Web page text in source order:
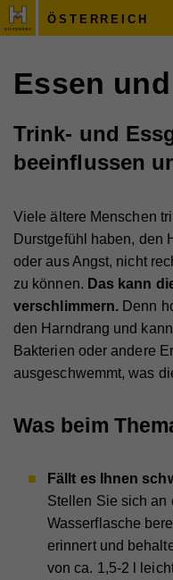
ÖSTERREICH
Essen
Trink- und
beeinflussen
Viele ältere Menschen
Durstgefühl haben, den
oder aus Angst, nicht
zu können. Das kann
verschlimmern. Denn
den Harndrang und
Bakterien oder andere
ausgeschwemmt, was
Was beim
Fällt es Ihnen
Stellen Sie sich an
Wasserflasche
erinnert und
von ca. 1,5-2 l